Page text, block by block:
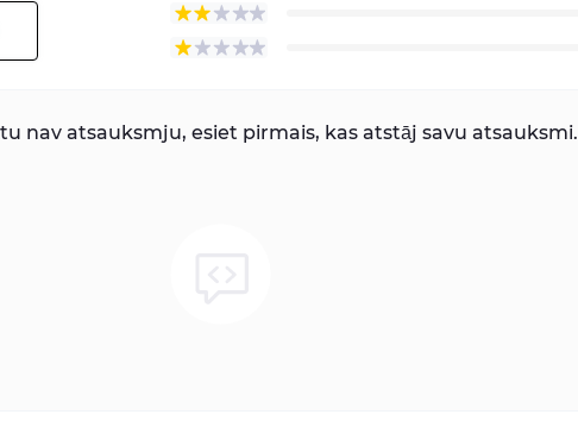
nav atsauksmju, esiet pirmais, kas atstāj savu atsauksmi.